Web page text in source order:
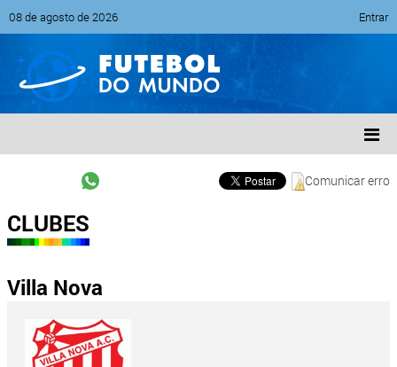
08 de agosto de 2026 Entrar
Comunicar erro
CLUBES
Villa Nova